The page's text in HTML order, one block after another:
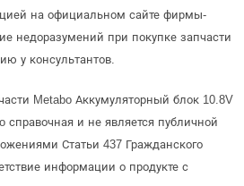
на официальном сайте фирмы-
недоразумений при покупке запчасти
у консультантов.
Metabo Аккумуляторный блок 10.8V
справочная и не является публичной
Статьи 437 Гражданского
информации о продукте с